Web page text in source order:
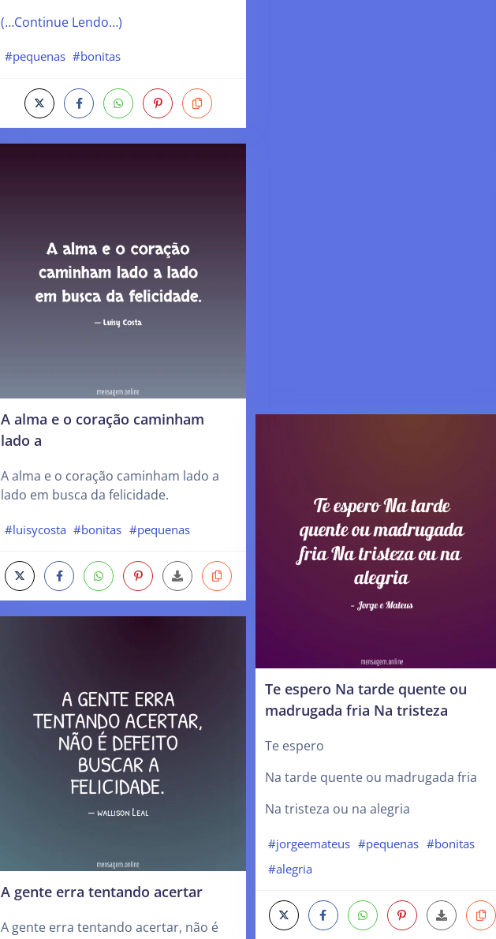
(…Continue Lendo…)
#pequenas #bonitas
A alma e o coração caminham
lado a
A alma e o coração caminham lado a
lado em busca da felicidade.
#luisycosta #bonitas #pequenas
A gente erra tentando acertar
A gente erra tentando acertar, não é
Te espero Na tarde quente ou
madrugada fria Na tristeza
Te espero
Na tarde quente ou madrugada fria
Na tristeza ou na alegria
#jorgeemateus #pequenas #bonitas
#alegria